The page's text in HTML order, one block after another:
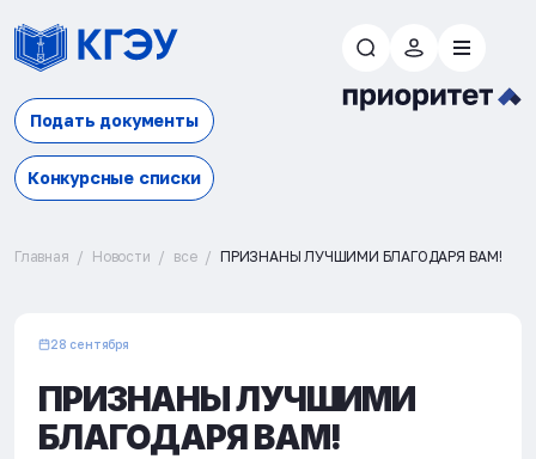
Подать документы
Конкурсные списки
Главная Новости все ПРИЗНАНЫ ЛУЧШИМИ БЛАГОДАРЯ ВАМ!
28 сентября
ПРИЗНАНЫ ЛУЧШИМИ
БЛАГОДАРЯ ВАМ!